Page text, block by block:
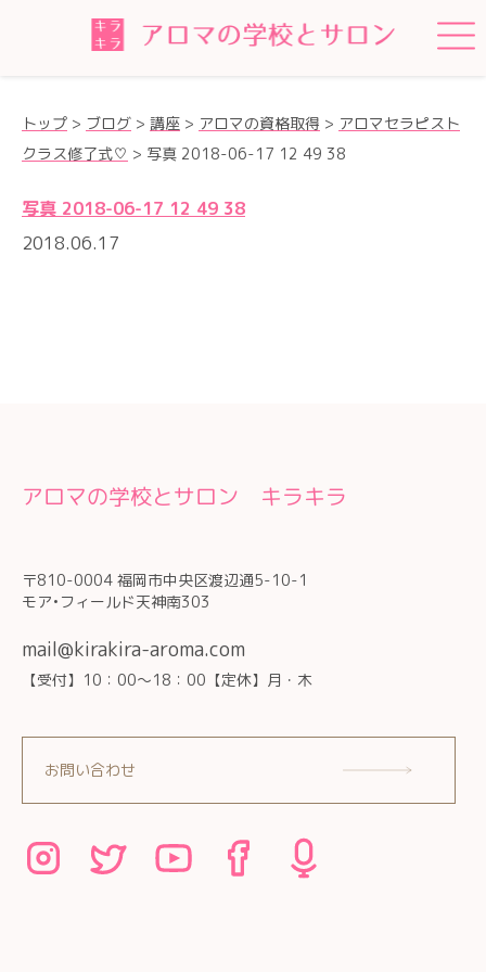
トップ > ブログ > 講座 > アロマの資格取得 > アロマセラピスト
クラス修了式♡ > 写真 2018-06-17 12 49 38
写真 2018-06-17 12 49 38
2018.06.17
アロマの学校とサロン キラキラ
〒810-0004 福岡市中央区渡辺通5-10-1
モア•フィールド天神南303
mail@kirakira-aroma.com
【受付】10：00～18：00【定休】月・木
お問い合わせ